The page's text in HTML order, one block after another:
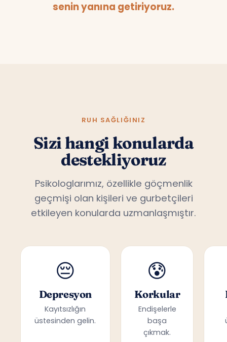
senin yanına getiriyoruz.
RUH SAĞLIĞINIZ
Sizi hangi konularda
destekliyoruz
Psikologlarımız, özellikle göçmenlik
geçmişi olan kişileri ve gurbetçileri
etkileyen konularda uzmanlaşmıştır.
😔
Depresyon
Kayıtsızlığın
üstesinden gelin.
😰
Korkular
Endişelerle
başa
çıkmak.